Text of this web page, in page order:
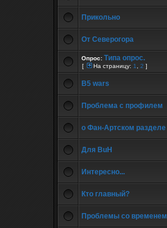
Прикольно
От Северогора
Опрос: Типа опрос.
[ На страницу: 1 2 ]
B5 wars
Проблема с профилем
о Фан-Артском разделе
Для BuH
Интересно...
Кто главный?
Проблемы со временем